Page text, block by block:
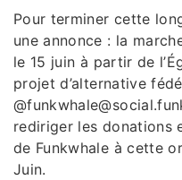
Pour terminer cette
une annonce : la
le 15 juin à partir de
projet d’alternative
rediriger les donations
de Funkwhale à cette
Juin.